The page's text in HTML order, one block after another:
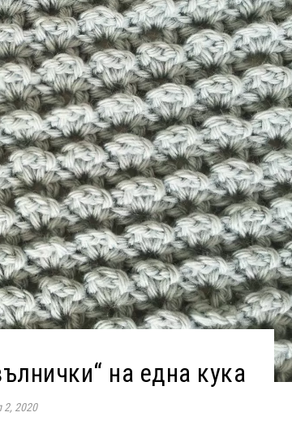
на една кука
2, 2020